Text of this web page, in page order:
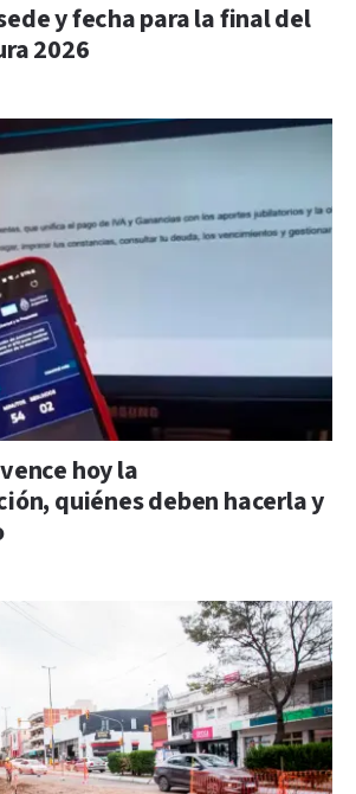
y fecha para la final del
2026
hoy la
quiénes deben hacerla y